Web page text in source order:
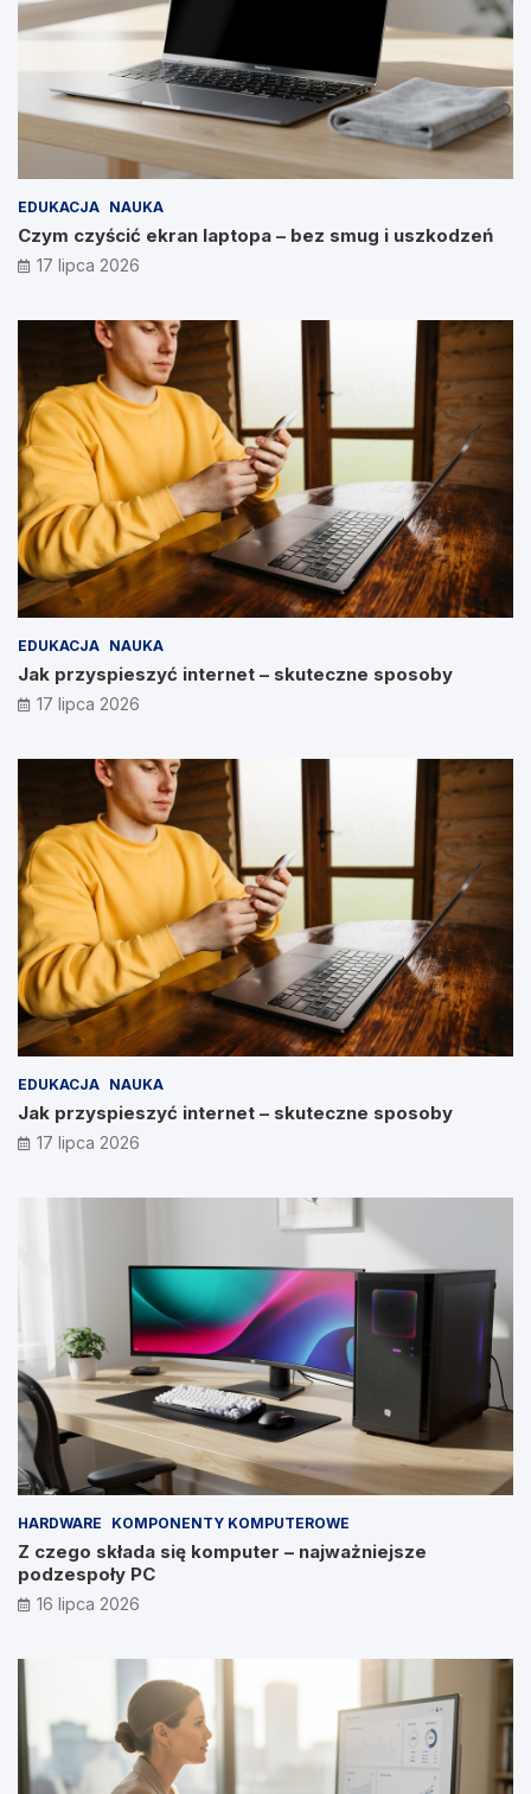
EDUKACJA NAUKA
Czym czyścić ekran laptopa – bez smug i uszkodzeń
17 lipca 2026
EDUKACJA NAUKA
Jak przyspieszyć internet – skuteczne sposoby
17 lipca 2026
EDUKACJA NAUKA
Jak przyspieszyć internet – skuteczne sposoby
17 lipca 2026
HARDWARE KOMPONENTY KOMPUTEROWE
Z czego składa się komputer – najważniejsze
podzespoły PC
16 lipca 2026